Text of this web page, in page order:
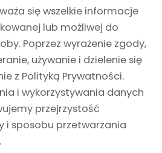
się wszelkie informacje
lub możliwej do
Poprzez wyrażenie zgody,
używanie i dzielenie się
z Polityką Prywatności.
i wykorzystywania danych
przejrzystość
i sposobu przetwarzania